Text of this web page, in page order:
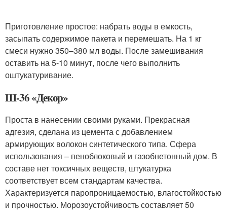
Приготовление простое: набрать воды в емкость,
засыпать содержимое пакета и перемешать. На 1 кг
смеси нужно 350–380 мл воды. После замешивания
оставить на 5-10 минут, после чего выполнить
оштукатуривание.
Ш-36 «Декор»
Проста в нанесении своими руками. Прекрасная
адгезия, сделана из цемента с добавлением
армирующих волокон синтетического типа. Сфера
использования – пеноблоковый и газобнетонный дом. В
составе нет токсичных веществ, штукатурка
соответствует всем стандартам качества.
Характеризуется паропроницаемостью, влагостойкостью
и прочностью. Морозоустойчивость составляет 50